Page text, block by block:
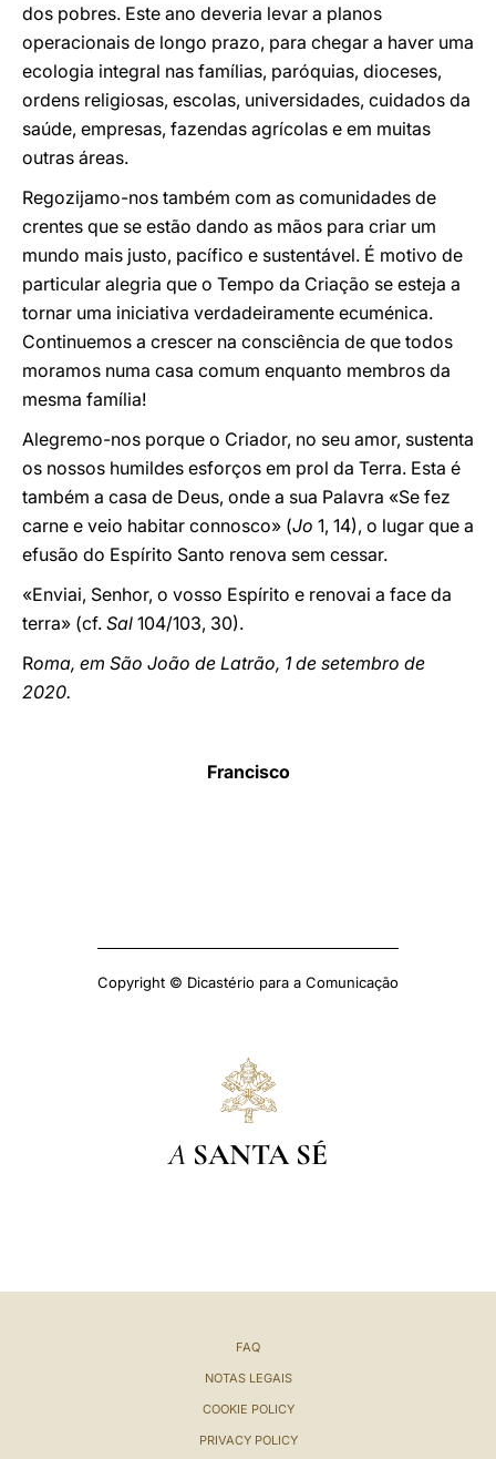
dos pobres. Este ano deveria levar a planos
operacionais de longo prazo, para chegar a haver uma
ecologia integral nas famílias, paróquias, dioceses,
ordens religiosas, escolas, universidades, cuidados da
saúde, empresas, fazendas agrícolas e em muitas
outras áreas.
Regozijamo-nos também com as comunidades de
crentes que se estão dando as mãos para criar um
mundo mais justo, pacífico e sustentável. É motivo de
particular alegria que o Tempo da Criação se esteja a
tornar uma iniciativa verdadeiramente ecuménica.
Continuemos a crescer na consciência de que todos
moramos numa casa comum enquanto membros da
mesma família!
Alegremo-nos porque o Criador, no seu amor, sustenta
os nossos humildes esforços em prol da Terra. Esta é
também a casa de Deus, onde a sua Palavra «Se fez
carne e veio habitar connosco» (Jo 1, 14), o lugar que a
efusão do Espírito Santo renova sem cessar.
«Enviai, Senhor, o vosso Espírito e renovai a face da
terra» (cf. Sal 104/103, 30).
Roma, em São João de Latrão, 1 de setembro de
2020.
Francisco
Copyright © Dicastério para a Comunicação
A SANTA SÉ
FAQ
NOTAS LEGAIS
COOKIE POLICY
PRIVACY POLICY